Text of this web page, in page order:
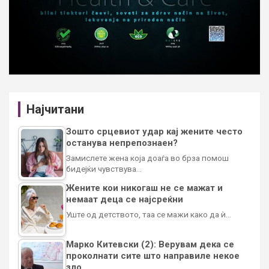
Најчитани
Зошто срцевиот удар кај жените често
останува непрепознаен?
Замислете жена која доаѓа во брза помош
бидејќи чувствува…
Жените кои никогаш не се мажат и
немаат деца се најсреќни
Уште од детството, таа се мажи како да ѝ…
Марко Китевски (2): Верувам дека се
проколнати сите што направиле некое